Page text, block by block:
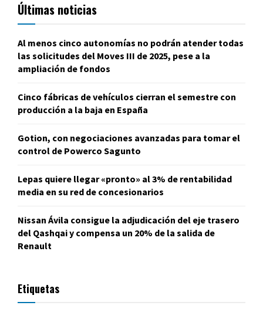
Últimas noticias
Al menos cinco autonomías no podrán atender todas
las solicitudes del Moves III de 2025, pese a la
ampliación de fondos
Cinco fábricas de vehículos cierran el semestre con
producción a la baja en España
Gotion, con negociaciones avanzadas para tomar el
control de Powerco Sagunto
Lepas quiere llegar «pronto» al 3% de rentabilidad
media en su red de concesionarios
Nissan Ávila consigue la adjudicación del eje trasero
del Qashqai y compensa un 20% de la salida de
Renault
Etiquetas